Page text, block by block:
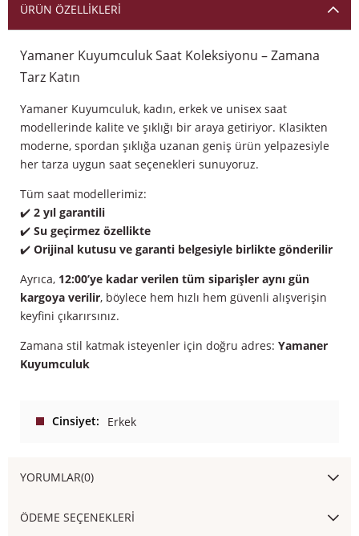
ÜRÜN ÖZELLIKLERI
Yamaner Kuyumculuk Saat Koleksiyonu – Zamana
Tarz Katın
Yamaner Kuyumculuk, kadın, erkek ve unisex saat
modellerinde kalite ve şıklığı bir araya getiriyor. Klasikten
moderne, spordan şıklığa uzanan geniş ürün yelpazesiyle
her tarza uygun saat seçenekleri sunuyoruz.
Tüm saat modellerimiz:
✔️ 2 yıl garantili
✔️ Su geçirmez özellikte
✔️ Orijinal kutusu ve garanti belgesiyle birlikte gönderilir
Ayrıca, 12:00’ye kadar verilen tüm siparişler aynı gün
kargoya verilir, böylece hem hızlı hem güvenli alışverişin
keyfini çıkarırsınız.
Zamana stil katmak isteyenler için doğru adres: Yamaner
Kuyumculuk
Cinsiyet Erkek
YORUMLAR(0)
ÖDEME SEÇENEKLERI